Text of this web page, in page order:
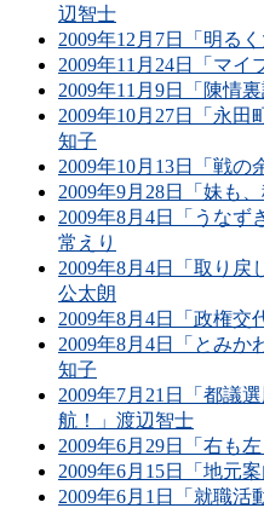
辺智士
2009年12月7日「明る
2009年11月24日「マイ
2009年11月9日「陳情
2009年10月27日「永田
知子
2009年10月13日「戦の
2009年9月28日「妹も
2009年8月4日「うな
常えり
2009年8月4日「取り
公太朗
2009年8月4日「政権交
2009年8月4日「とみか
知子
2009年7月21日「都議
航！」渡辺智士
2009年6月29日「右も
2009年6月15日「地元
2009年6月1日「就職活